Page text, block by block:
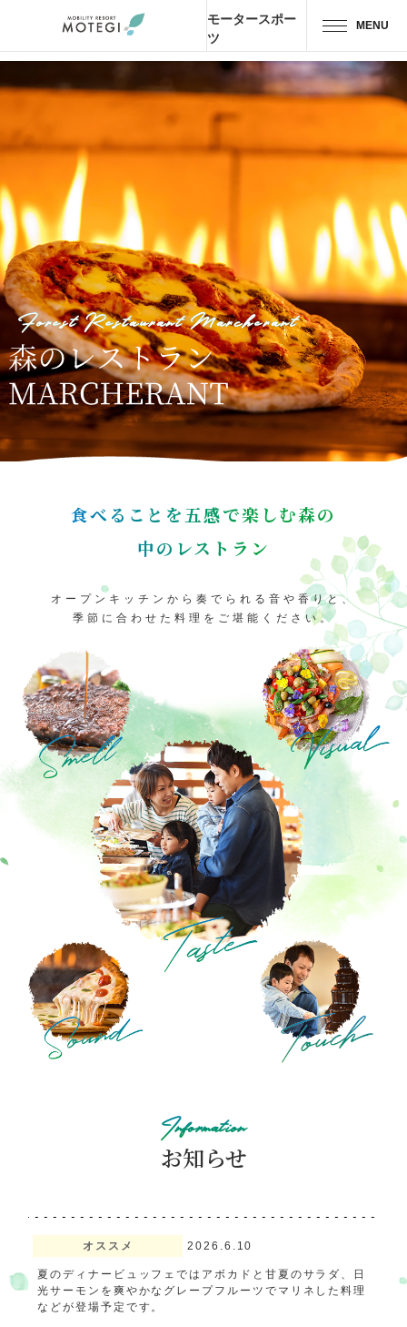
モータースポー
ツ
MENU
トップページ CH
エリア・施設
アトラクション・
モータースポーツ
ホテル・キャンプ
レストラン
グッズ＆ショップ
料金・チケット
場内マップ アクセス
Forest Restaurant Marcherant
食べることを五感で楽しむ森の
中のレストラン
オープンキッチンから奏でられる音や香りと、
季節に合わせた料理をご堪能ください。
Information
お知らせ
オススメ 2026.6.10
夏のディナービュッフェではアボカドと甘夏のサラダ、日
光サーモンを爽やかなグレープフルーツでマリネした料理
などが登場予定です。